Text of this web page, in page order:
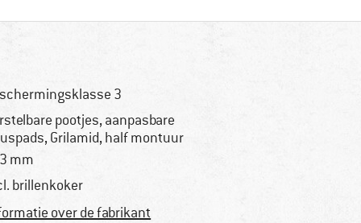
3
pootjes, aanpasbare
Grilamid, half montuur
mm
brillenkoker
over de fabrikant